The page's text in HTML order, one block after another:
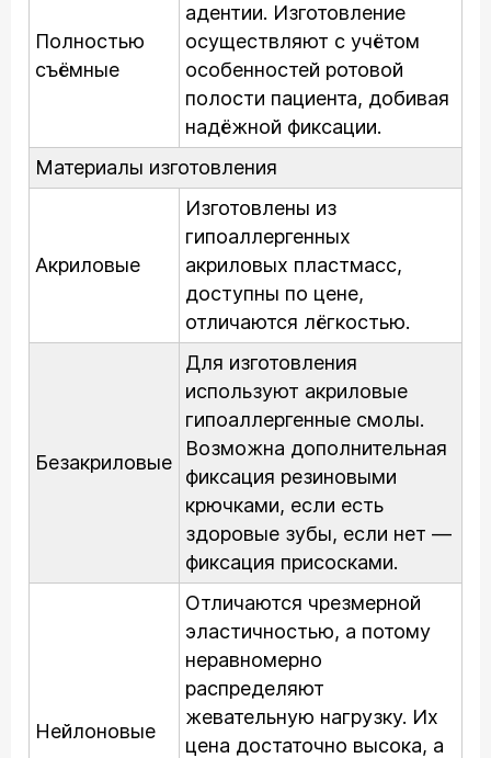
Полностью
съёмные
адентии. Изготовление
осуществляют с учётом
особенностей ротовой
полости пациента, добивая
надёжной фиксации.
Материалы изготовления
Акриловые
Изготовлены из
гипоаллергенных
акриловых пластмасс,
доступны по цене,
отличаются лёгкостью.
Безакриловые
Для изготовления
используют акриловые
гипоаллергенные смолы.
Возможна дополнительная
фиксация резиновыми
крючками, если есть
здоровые зубы, если нет —
фиксация присосками.
Нейлоновые
Отличаются чрезмерной
эластичностью, а потому
неравномерно
распределяют
жевательную нагрузку. Их
цена достаточно высока, а